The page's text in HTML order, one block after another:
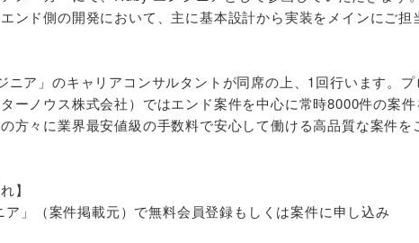
ンド側の開発において、主に基本設計から実装をメインにご担
ニア」のキャリアコンサルタントが同席の上、1回行います。プ
ーノウス株式会社）ではエンド案件を中心に常時8000件の案件
方々に業界最安値級の手数料で安心して働ける高品質な案件を
】
」（案件掲載元）で無料会員登録もしくは案件に申し込み